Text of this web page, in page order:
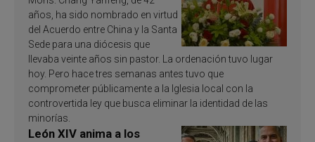
años, ha sido nombrado en virtud
del Acuerdo entre China y la Santa
Sede para una diócesis que
llevaba veinte años sin pastor. La ordenación tuvo lugar
hoy. Pero hace tres semanas antes tuvo que
comprometer públicamente a la Iglesia local con la
controvertida ley que busca eliminar la identidad de las
minorías.
León XIV anima a los